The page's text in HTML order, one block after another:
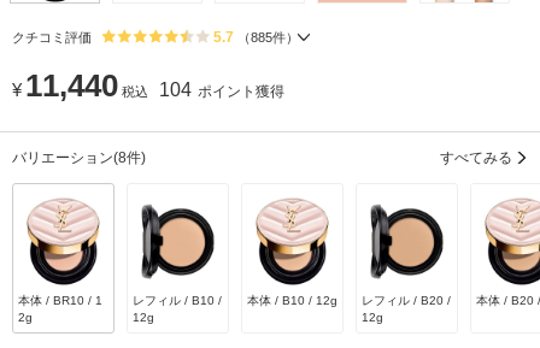
クチコミ評価 5.7 （885件）
¥ 11,440 税込 104 ポイント獲得
バリエーション(8件) すべてみる
本体 / BR10 / 1
2g
レフィル / B10 /
12g
本体 / B10 / 12g
レフィル / B20 /
12g
本体 / B20